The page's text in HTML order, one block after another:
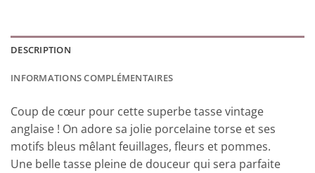
DESCRIPTION
INFORMATIONS COMPLÉMENTAIRES
Coup de cœur pour cette superbe tasse vintage
anglaise ! On adore sa jolie porcelaine torse et ses
motifs bleus mêlant feuillages, fleurs et pommes.
Une belle tasse pleine de douceur qui sera parfaite